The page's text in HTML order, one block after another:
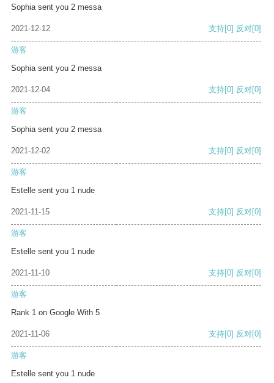
Sophia sent you 2 messa
2021-12-12 支持[0] 反对[0]
游客
Sophia sent you 2 messa
2021-12-04 支持[0] 反对[0]
游客
Sophia sent you 2 messa
2021-12-02 支持[0] 反对[0]
游客
Estelle sent you 1 nude
2021-11-15 支持[0] 反对[0]
游客
Estelle sent you 1 nude
2021-11-10 支持[0] 反对[0]
游客
Rank 1 on Google With 5
2021-11-06 支持[0] 反对[0]
游客
Estelle sent you 1 nude